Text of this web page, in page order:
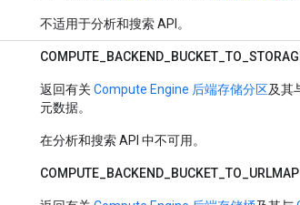
不适用于分析和搜索 API。
COMPUTE_ BACKEND_ BUCKET_ TO_
返回有关Compute Engine 后端存储分区及其
元数据。
在分析和搜索 API 中不可用。
COMPUTE_ BACKEND_ BUCKET_ TO_ URLMAP